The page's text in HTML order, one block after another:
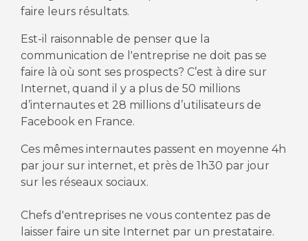
faire leurs résultats.
Est-il raisonnable de penser que la
communication de l'entreprise ne doit pas se
faire là où sont ses prospects? C’est à dire sur
Internet, quand il y a plus de 50 millions
d’internautes et 28 millions d’utilisateurs de
Facebook en France.
Ces mêmes internautes passent en moyenne 4h
par jour sur internet, et près de 1h30 par jour
sur les réseaux sociaux.
Chefs d'entreprises ne vous contentez pas de
laisser faire un site Internet par un prestataire.